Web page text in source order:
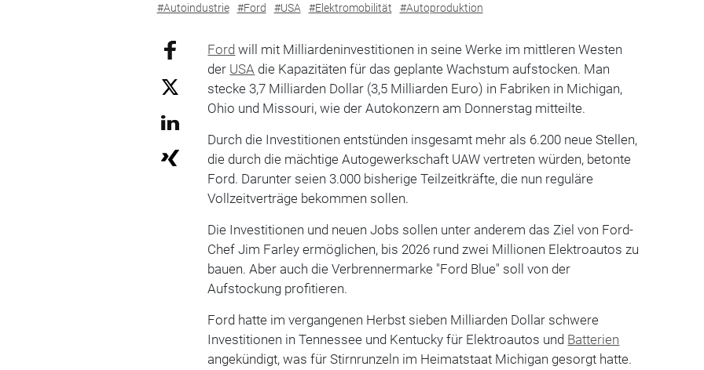
#Autoindustrie #Ford #USA #Elektromobilität #Autoproduktion
Ford will mit Milliardeninvestitionen in seine Werke im mittleren Westen
der USA die Kapazitäten für das geplante Wachstum aufstocken. Man
stecke 3,7 Milliarden Dollar (3,5 Milliarden Euro) in Fabriken in Michigan,
Ohio und Missouri, wie der Autokonzern am Donnerstag mitteilte.
Durch die Investitionen entstünden insgesamt mehr als 6.200 neue Stellen,
die durch die mächtige Autogewerkschaft UAW vertreten würden, betonte
Ford. Darunter seien 3.000 bisherige Teilzeitkräfte, die nun reguläre
Vollzeitverträge bekommen sollen.
Die Investitionen und neuen Jobs sollen unter anderem das Ziel von Ford-
Chef Jim Farley ermöglichen, bis 2026 rund zwei Millionen Elektroautos zu
bauen. Aber auch die Verbrennermarke "Ford Blue" soll von der
Aufstockung profitieren.
Ford hatte im vergangenen Herbst sieben Milliarden Dollar schwere
Investitionen in Tennessee und Kentucky für Elektroautos und Batterien
angekündigt, was für Stirnrunzeln im Heimatstaat Michigan gesorgt hatte.